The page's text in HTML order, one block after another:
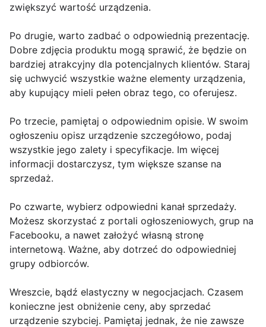
zwiększyć wartość urządzenia.
Po drugie, warto zadbać o odpowiednią prezentację.
Dobre zdjęcia produktu mogą sprawić, że będzie on
bardziej atrakcyjny dla potencjalnych klientów. Staraj
się uchwycić wszystkie ważne elementy urządzenia,
aby kupujący mieli pełen obraz tego, co oferujesz.
Po trzecie, pamiętaj o odpowiednim opisie. W swoim
ogłoszeniu opisz urządzenie szczegółowo, podaj
wszystkie jego zalety i specyfikacje. Im więcej
informacji dostarczysz, tym większe szanse na
sprzedaż.
Po czwarte, wybierz odpowiedni kanał sprzedaży.
Możesz skorzystać z portali ogłoszeniowych, grup na
Facebooku, a nawet założyć własną stronę
internetową. Ważne, aby dotrzeć do odpowiedniej
grupy odbiorców.
Wreszcie, bądź elastyczny w negocjacjach. Czasem
konieczne jest obniżenie ceny, aby sprzedać
urządzenie szybciej. Pamiętaj jednak, że nie zawsze